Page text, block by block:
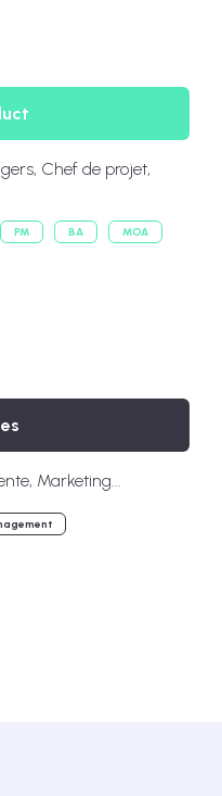
Chef de projet,
PM BA MOA
Marketing...